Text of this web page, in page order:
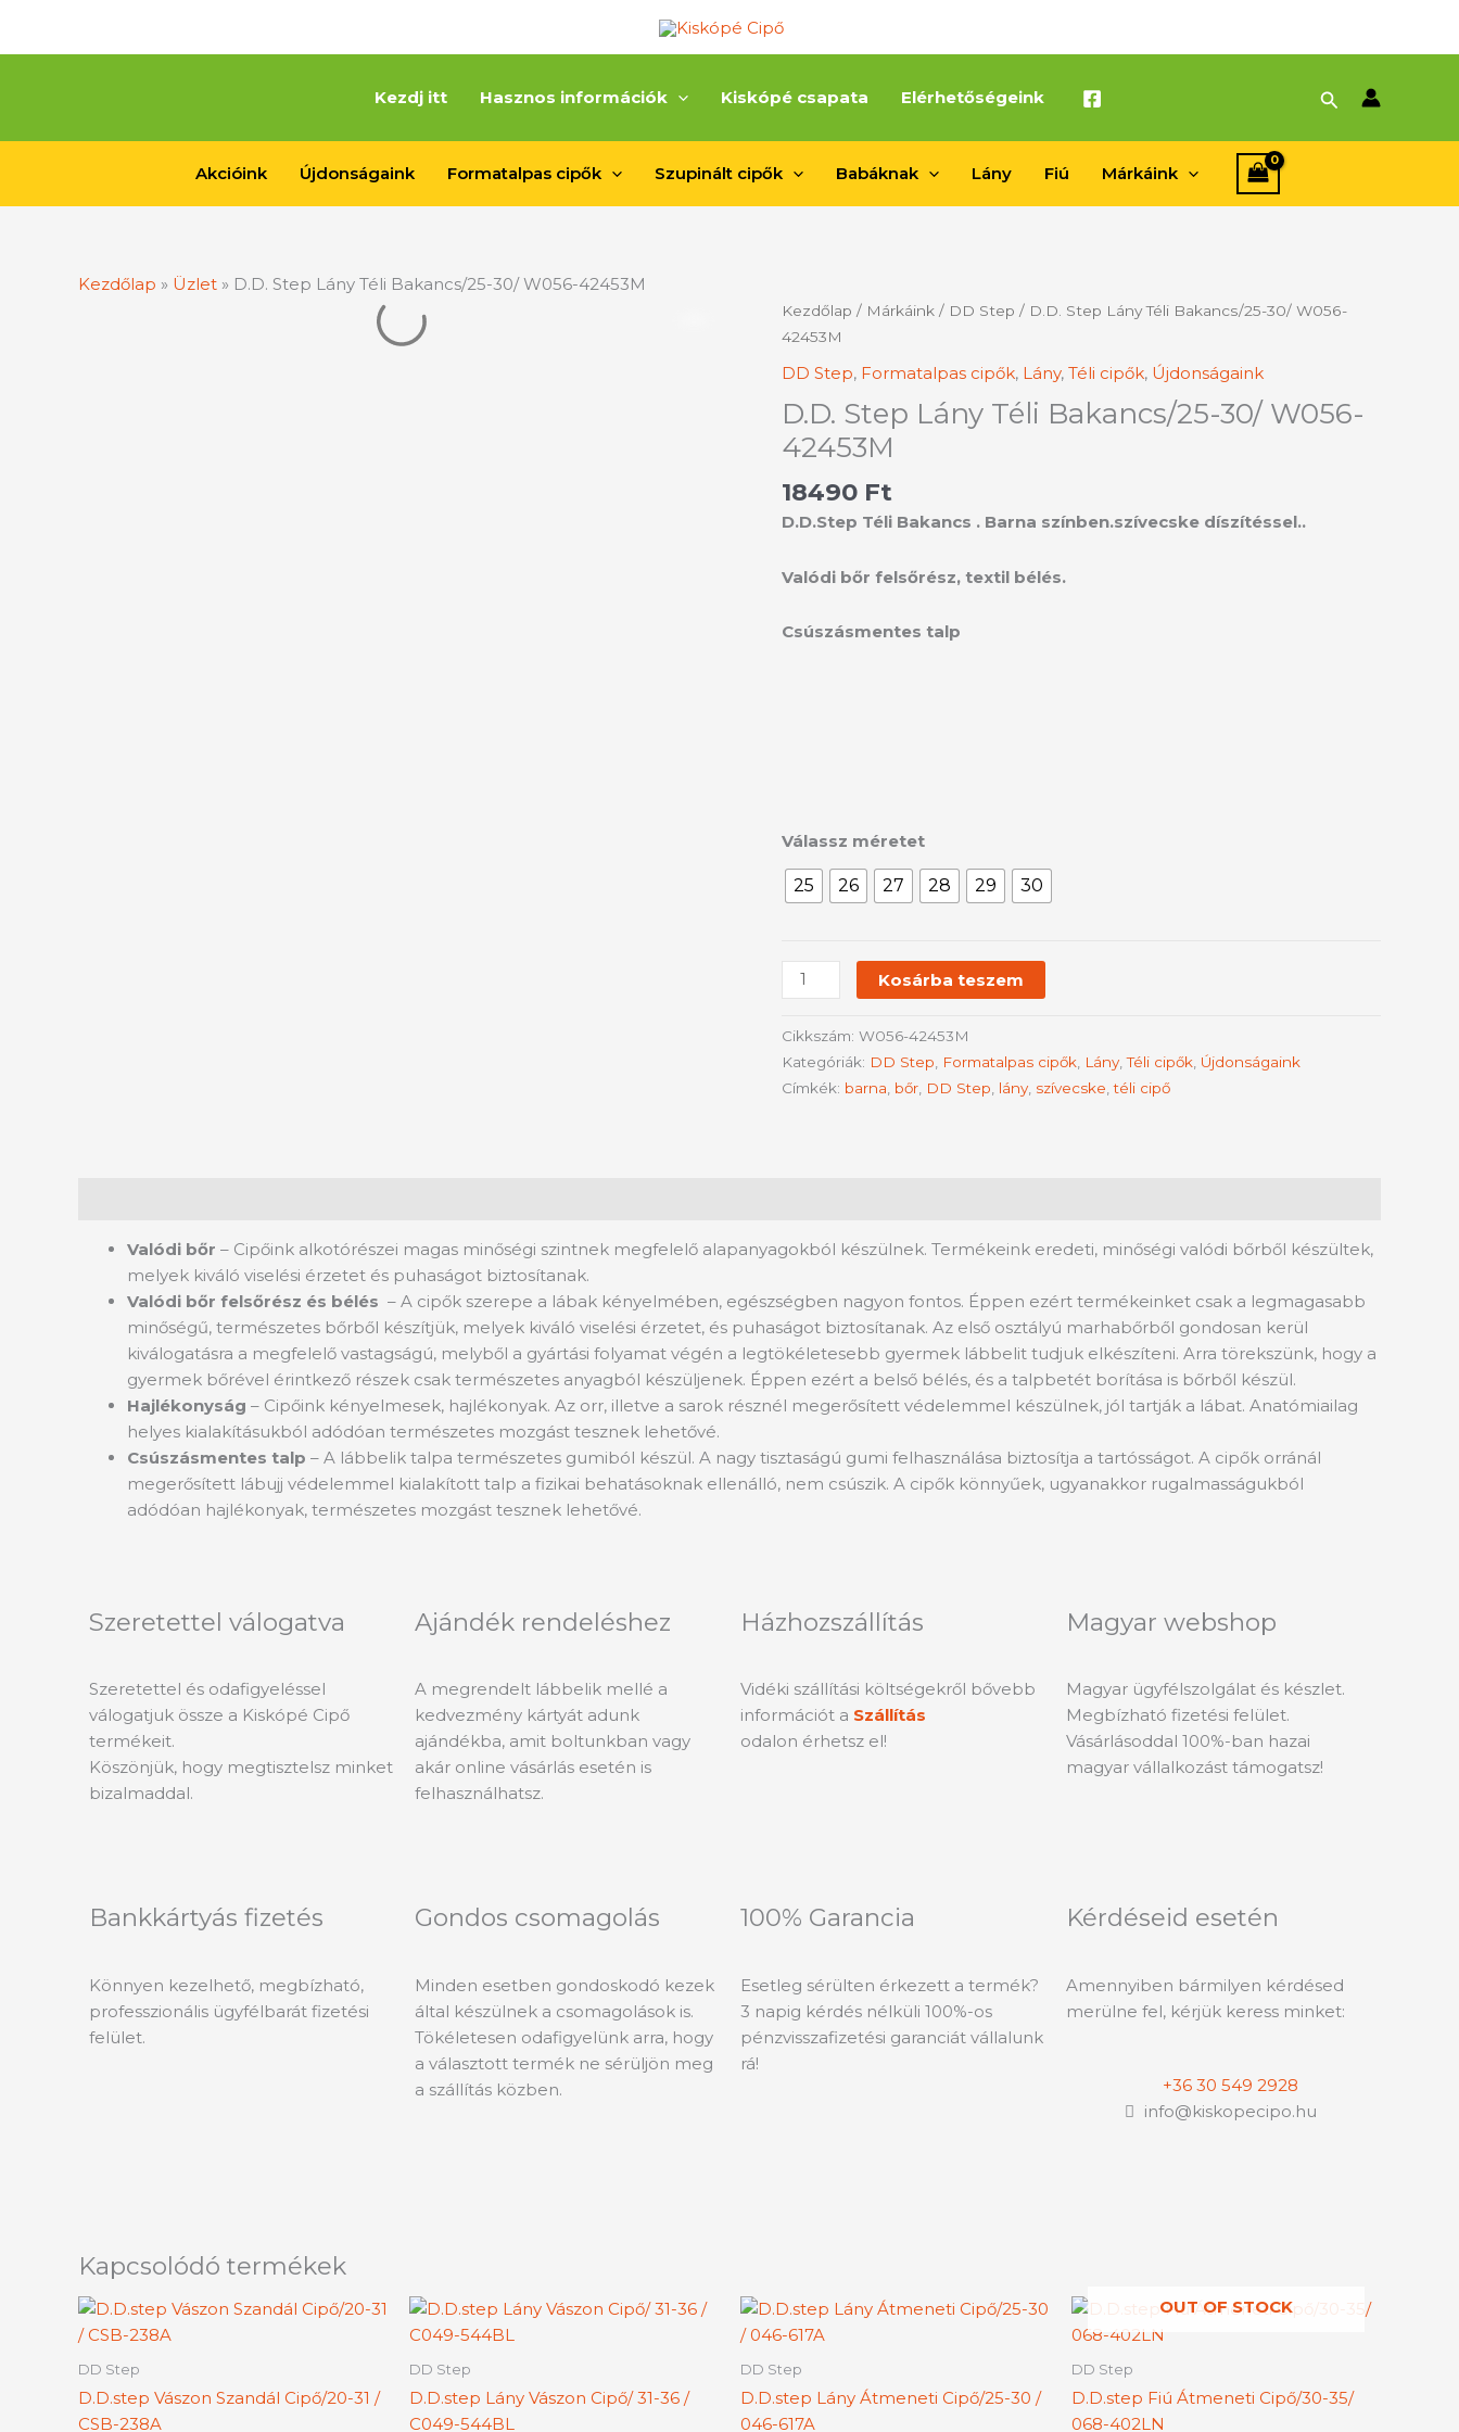
Kezdj itt
Hasznos információk Kiskópé csapata Elérhetőségeink Search
Akcióink Újdonságaink Formatalpas cipők Szupinált cipők Babáknak Lány Fiú Márkáink
Kezdőlap » Üzlet » D.D. Step Lány Téli Bakancs/25-30/ W056-42453M
Kezdőlap / Márkáink / DD Step / D.D. Step Lány Téli Bakancs/25-30/ W056-
42453M
DD Step, Formatalpas cipők, Lány, Téli cipők, Újdonságaink
D.D. Step Lány Téli Bakancs/25-30/ W056-
42453M
18490 Ft
D.D.Step Téli Bakancs . Barna színben.szívecske díszítéssel..
Valódi bőr felsőrész, textil bélés.
Csúszásmentes talp
Válassz méretet
25 26 27 28 29 30
D.D.
Step
Bakancs/25-
30/
42453M
mennyiség
Kosárba teszem
Cikkszám: W056-42453M
Kategóriák: DD Step, Formatalpas cipők, Lány,Téli cipők, Újdonságaink
Címkék: barna, bőr, DD Step, lány, szívecske,téli cipő
Valódi bőr – Cipőink alkotórészei magas minőségi szintnek megfelelő alapanyagokból készülnek. Termékeink eredeti, minőségi valódi bőrből készültek,
melyek kiváló viselési érzetet és puhaságot biztosítanak.
Valódi bőr felsőrész és bélés – A cipők szerepe a lábak kényelmében, egészségben nagyon fontos. Éppen ezért termékeinket csak a legmagasabb
minőségű, természetes bőrből készítjük, melyek kiváló viselési érzetet, és puhaságot biztosítanak. Az első osztályú marhabőrből gondosan kerül
kiválogatásra a megfelelő vastagságú, melyből a gyártási folyamat végén a legtökéletesebb gyermek lábbelit tudjuk elkészíteni. Arra törekszünk, hogy a
gyermek bőrével érintkező részek csak természetes anyagból készüljenek. Éppen ezért a belső bélés, és a talpbetét borítása is bőrből készül.
Hajlékonyság – Cipőink kényelmesek, hajlékonyak. Az orr, illetve a sarok résznél megerősített védelemmel készülnek, jól tartják a lábat. Anatómiailag
helyes kialakításukból adódóan természetes mozgást tesznek lehetővé.
Csúszásmentes talp – A lábbelik talpa természetes gumiból készül. A nagy tisztaságú gumi felhasználása biztosítja a tartósságot. A cipők orránál
megerősített lábujj védelemmel kialakított talp a fizikai behatásoknak ellenálló, nem csúszik. A cipők könnyűek, ugyanakkor rugalmasságukból
adódóan hajlékonyak, természetes mozgást tesznek lehetővé.
Szeretettel válogatva
Szeretettel és odafigyeléssel
válogatjuk össze a Kiskópé Cipő
termékeit.
Köszönjük, hogy megtisztelsz minket
bizalmaddal.
Ajándék rendeléshez
A megrendelt lábbelik mellé a
kedvezmény kártyát adunk
ajándékba, amit boltunkban vagy
akár online vásárlás esetén is
felhasználhatsz.
Házhozszállítás
Vidéki szállítási költségekről bővebb
információt a Szállítás
odalon érhetsz el!
Magyar webshop
Magyar ügyfélszolgálat és készlet.
Megbízható fizetési felület.
Vásárlásoddal 100%-ban hazai
magyar vállalkozást támogatsz!
Bankkártyás fizetés
Könnyen kezelhető, megbízható,
professzionális ügyfélbarát fizetési
felület.
Gondos csomagolás
Minden esetben gondoskodó kezek
által készülnek a csomagolások is.
Tökéletesen odafigyelünk arra, hogy
a választott termék ne sérüljön meg
a szállítás közben.
100% Garancia
Esetleg sérülten érkezett a termék?
3 napig kérdés nélküli 100%-os
pénzvisszafizetési garanciát vállalunk
rá!
Kérdéseid esetén
Amennyiben bármilyen kérdésed
merülne fel, kérjük keress minket:
+36 30 549 2928
info@kiskopecipo.hu
Kapcsolódó termékek
DD Step
D.D.step Vászon Szandál Cipő/20-31 /
CSB-238A
Ártartomány:
Ennek
variációja
DD Step
D.D.step Lány Vászon Cipő/ 31-36 /
C049-544BL
Ennek
több
variációja
DD Step
D.D.step Lány Átmeneti Cipő/25-30 /
046-617A
Ennek
több
variációja
OUT OF STOCK
DD Step
D.D.step Fiú Átmeneti Cipő/30-35/
068-402LN
Ennek
több
variációja